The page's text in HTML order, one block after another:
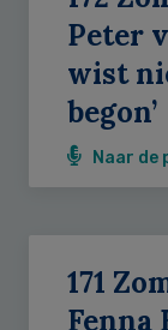
Peter
wist
begon’
Naar de
171
Fenna